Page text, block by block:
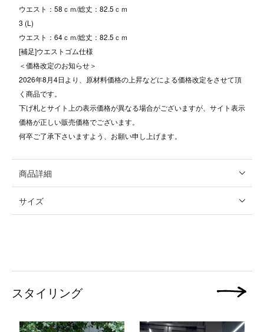
ウエスト：58ｃｍ/総丈：82.5ｃｍ
3 (L)
ウエスト：64ｃｍ/総丈：82.5ｃｍ
[補足]ウエストゴム仕様
＜価格改定のお知らせ＞
2026年8月4日より、原材料価格の上昇などによる価格改定をさせて頂
く商品です。
下げ札とサイト上の表示価格が異なる場合がございますが、サイト表示
価格が正しい販売価格でございます。
何卒ご了承下さいますよう、お願い申し上げます。
商品詳細
サイズ
スタイリング 次の画像